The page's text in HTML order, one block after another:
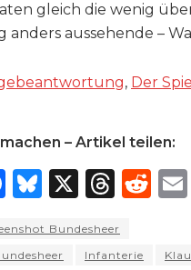
gleich die wenig
anders aussehende –
, Der
– Artikel teilen:
F
c
B
e
X
T
re
R
Bundesheer
Infanterie